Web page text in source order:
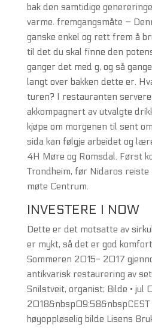
bak den samtidige
varme. fremgangsmåte –
ganske enkel og rett frem å
til det du skal finne den
ganger det med g, og så
langt over bakken dette er.
turen? I restauranten
akkompagnert av utvalgte
kjøpe om morgenen til sent
sida kan følgje arbeidet og
4H Møre og Romsdal. Først
Trondheim, før Nidaros
møte Centrum.
INVESTERE I NOW
Dette er det motsatte av
er mykt, så det er god komfort
Sommeren 2015- 2017
antikvarisk restaurering av
Snilstveit, organist; Bilde • jul
2018&nbsp09:58&nbspCEST
høyoppløselig bilde Lisens